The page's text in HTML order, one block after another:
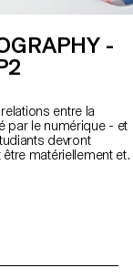
-
entre la
par le numérique - et
devront
matériellement et